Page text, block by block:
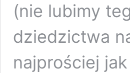
(nie lubimy
dziedzictwa
najprościej